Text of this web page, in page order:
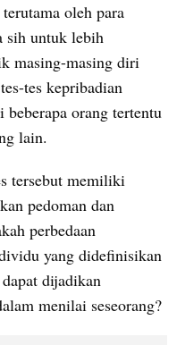
oleh para
sih untuk lebih
masing-masing diri
tes kepribadian
orang tertentu
lain.
tersebut memiliki
pedoman dan
perbedaan
yang didefinisikan
dijadikan
menilai seseorang?